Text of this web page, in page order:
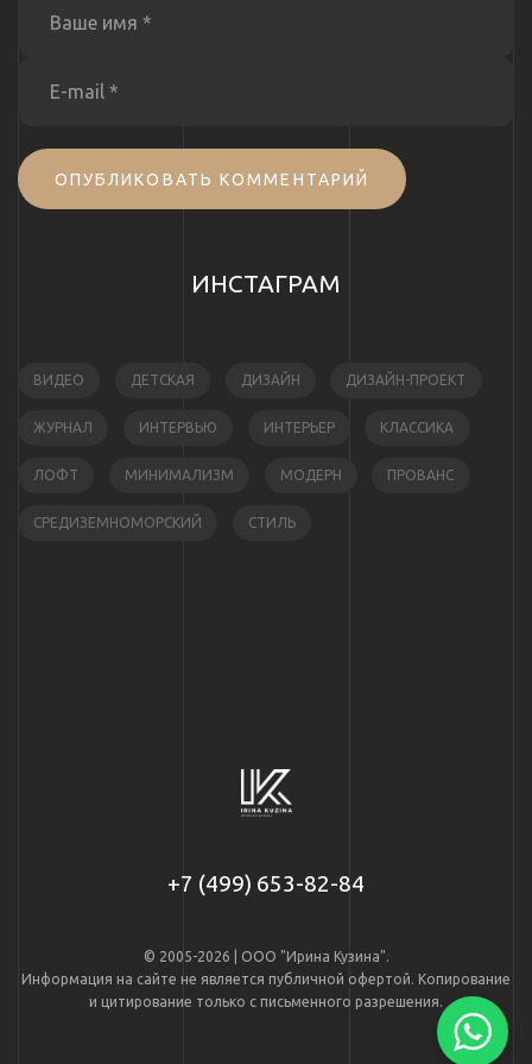
ОПУБЛИКОВАТЬ КОММЕНТАРИЙ
ИНСТАГРАМ
ВИДЕО ДЕТСКАЯ ДИЗАЙН ДИЗАЙН-ПРОЕКТ
ЖУРНАЛ ИНТЕРВЬЮ ИНТЕРЬЕР КЛАССИКА
ЛОФТ МИНИМАЛИЗМ МОДЕРН ПРОВАНС
СРЕДИЗЕМНОМОРСКИЙ СТИЛЬ
+7 (499) 653-82-84
© 2005-2026 | ООО "Ирина Кузина".
Информация на сайте не является публичной офертой. Копирование
и цитирование только с письменного разрешения.